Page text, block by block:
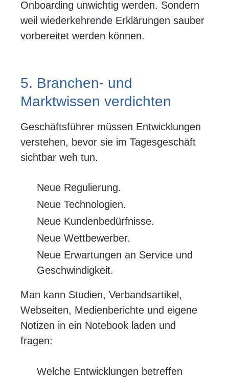
Onboarding unwichtig werden. Sondern
weil wiederkehrende Erklärungen sauber
vorbereitet werden können.
5. Branchen- und
Marktwissen verdichten
Geschäftsführer müssen Entwicklungen
verstehen, bevor sie im Tagesgeschäft
sichtbar weh tun.
Neue Regulierung.
Neue Technologien.
Neue Kundenbedürfnisse.
Neue Wettbewerber.
Neue Erwartungen an Service und
Geschwindigkeit.
Man kann Studien, Verbandsartikel,
Webseiten, Medienberichte und eigene
Notizen in ein Notebook laden und
fragen:
Welche Entwicklungen betreffen